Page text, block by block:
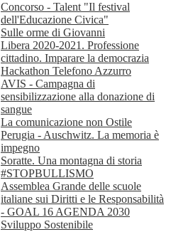
Concorso - Talent "Il festival
dell'Educazione Civica"
Sulle orme di Giovanni
Libera 2020-2021. Professione
cittadino. Imparare la democrazia
Hackathon Telefono Azzurro
AVIS - Campagna di
sensibilizzazione alla donazione di
sangue
La comunicazione non Ostile
Perugia - Auschwitz. La memoria è
impegno
Soratte. Una montagna di storia
#STOPBULLISMO
Assemblea Grande delle scuole
italiane sui Diritti e le Responsabilità
- GOAL 16 AGENDA 2030
Sviluppo Sostenibile